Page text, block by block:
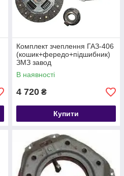
Комплект зчеплення ГАЗ-406
(кошик+фередо+підшибник)
ЗМЗ завод
В наявності
4 720 ₴
Купити